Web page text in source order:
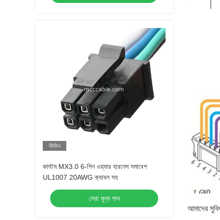
ভিডিও
কাস্টম MX3.0 6-পিন ওয়্যার হারনেস সমাবেশ
UL1007 20AWG ক্যাবল সহ
সেরা মূল্য পান
আমাদের